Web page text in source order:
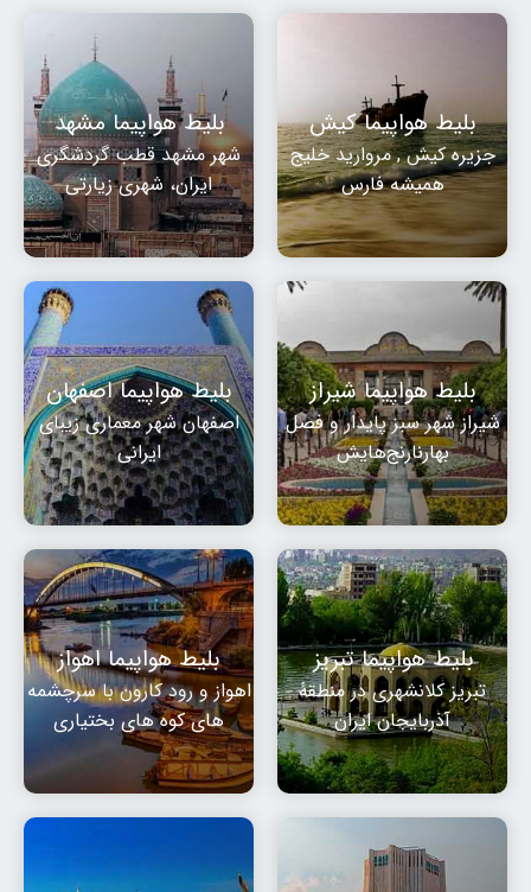
بلیط هواپیما کیش
جزیره کیش , مروارید خلیج
همیشه فارس
بلیط هواپیما مشهد
شهر مشهد قطب گردشگری
ایران، شهری زیارتی
بلیط هواپیما شیراز
شیراز شهر سبز پایدار و فصل
بهارنارنج‌هایش
بلیط هواپیما اصفهان
اصفهان شهر معماری زیبای
ایرانی
بلیط هواپیما تبریز
تبریز کلانشهری در منطقهٔ
آذربایجان ایران
بلیط هواپیما اهواز
اهواز و رود کارون با سرچشمه
های کوه های بختیاری